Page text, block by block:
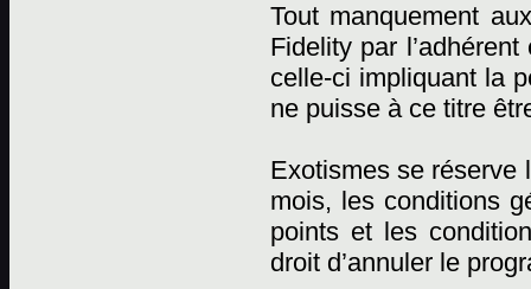
Tout manquement
Fidelity par
celle-ci impliquant la
ne puisse à ce titre
Exotismes se réserve
mois, les conditions
points et les
droit d’annuler le